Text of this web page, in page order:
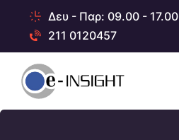
Δευ - Παρ: 09.00 - 17.00
211 0120457